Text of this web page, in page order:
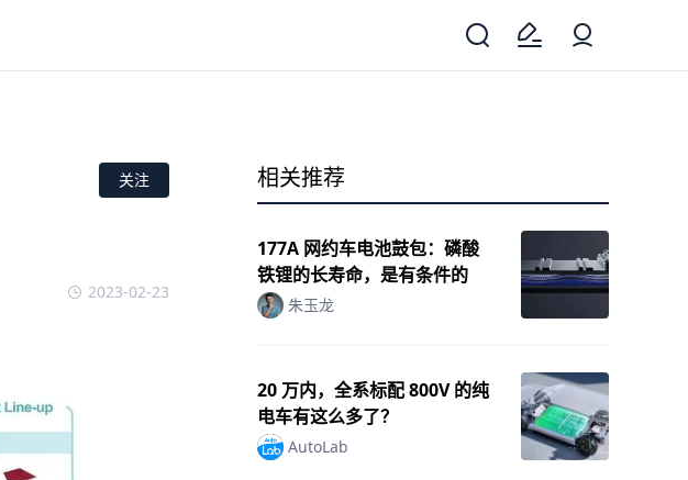
关注
2023-02-23
相关推荐
177A 网约车电池鼓包：磷酸
铁锂的长寿命，是有条件的
朱玉龙
20 万内，全系标配 800V 的纯
电车有这么多了？
AutoLab